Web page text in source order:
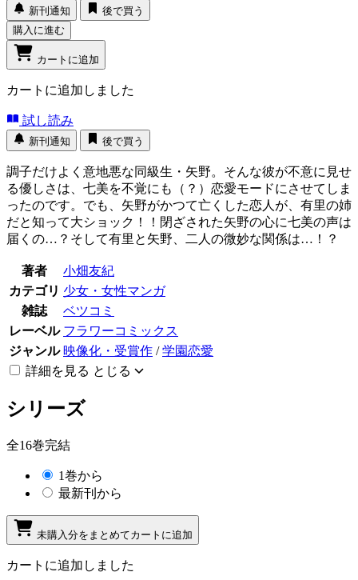
新刊通知
後で買う
購入に進む
カートに追加
カートに追加しました
試し読み
新刊通知 後で買う
調子だけよく意地悪な同級生・矢野。そんな彼が不意に見せ
る優しさは、七美を不覚にも（？）恋愛モードにさせてしま
ったのです。でも、矢野がかつて亡くした恋人が、有里の姉
だと知って大ショック！！閉ざされた矢野の心に七美の声は
届くの…？そして有里と矢野、二人の微妙な関係は…！？
著者
小畑友紀
カテゴリ 少女・女性マンガ
雑誌
ベツコミ
レーベル フラワーコミックス
ジャンル 映像化・受賞作 /学園恋愛
詳細を見る とじる
シリーズ
全16巻完結
1巻から
最新刊から
未購入分をまとめてカートに追加
カートに追加しました